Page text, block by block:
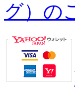
グ）の